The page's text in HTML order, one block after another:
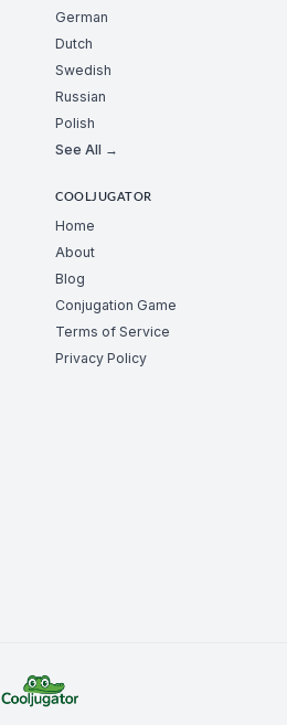
German
Dutch
Swedish
Russian
Polish
See All →
COOLJUGATOR
Home
About
Blog
Conjugation Game
Terms of Service
Privacy Policy